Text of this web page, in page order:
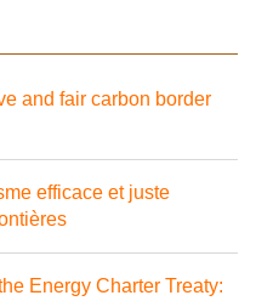
and fair carbon border
efficace et juste
Energy Charter Treaty: